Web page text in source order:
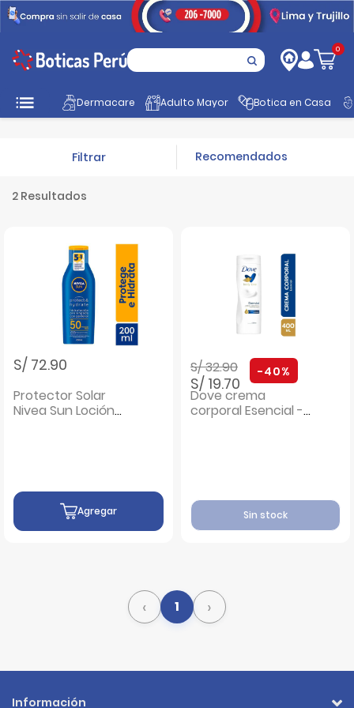
0
Dermacare Adulto Mayor Botica en Casa
Inicio Promociones Cuidado Personal Cremas Corporales
2 Resultados
Filtrar
S/ 72.90
Protector Solar
Nivea Sun Loción
Agregar
Precio rebajado de
S/ 32.90a
S/ 19.70
-40%
Dove crema
corporal Esencial -
Sin stock
‹ 1 ›
Información